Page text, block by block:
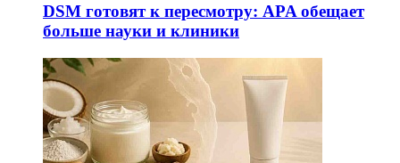
DSM готовят к пересмотру: APA обещает
больше науки и клиники